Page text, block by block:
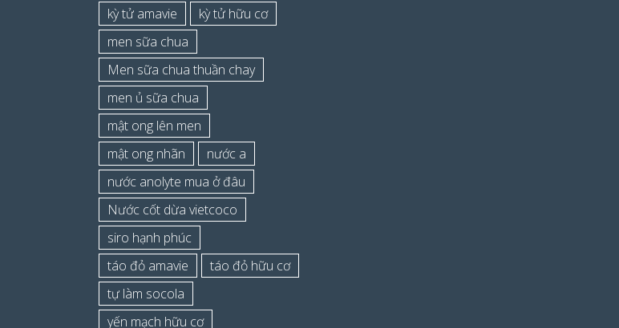
kỳ tử amavie
kỳ tử hữu cơ
men sữa chua
Men sữa chua thuần chay
men ủ sữa chua
mật ong lên men
mật ong nhãn
nước a
nước anolyte mua ở đâu
Nước cốt dừa vietcoco
siro hạnh phúc
táo đỏ amavie
táo đỏ hữu cơ
tự làm socola
yến mạch hữu cơ